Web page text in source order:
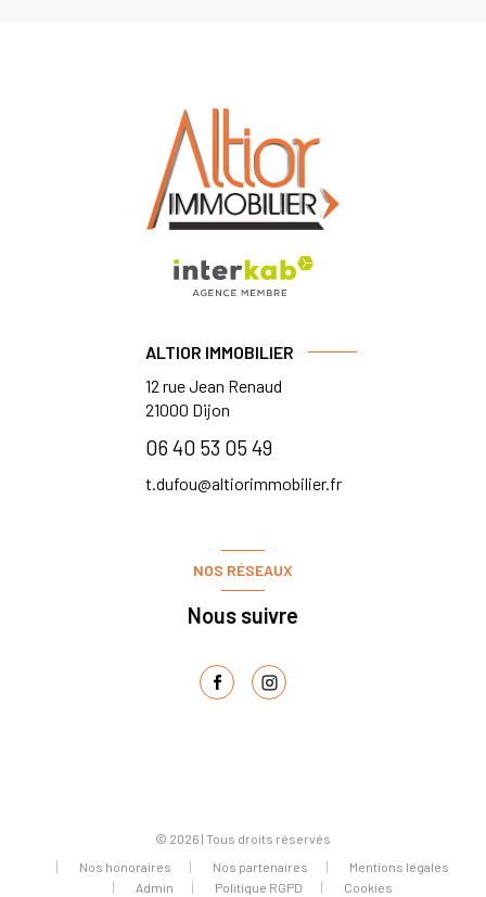
ALTIOR IMMOBILIER
12 rue Jean Renaud
21000 Dijon
06 40 53 05 49
t.dufou@altiorimmobilier.fr
NOS RÉSEAUX
Nous suivre
© 2026 | Tous droits réservés
Nos honoraires
Nos partenaires
Mentions légales
Admin
Politique RGPD Cookies